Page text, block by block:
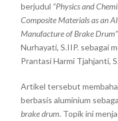
berjudul “Physics and
Composite Materials as an
Manufacture of Brake Drum”
Nurhayati, S.IIP. sebagai
Prantasi Harmi Tjahjanti,
Artikel tersebut
berbasis aluminium
brake drum. Topik ini